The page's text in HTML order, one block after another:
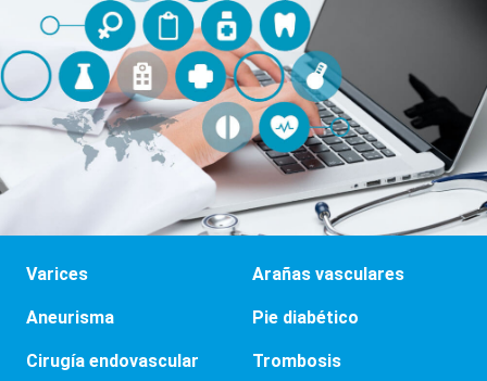
Varices Arañas vasculares
Aneurisma Pie diabético
Cirugía endovascular Trombosis